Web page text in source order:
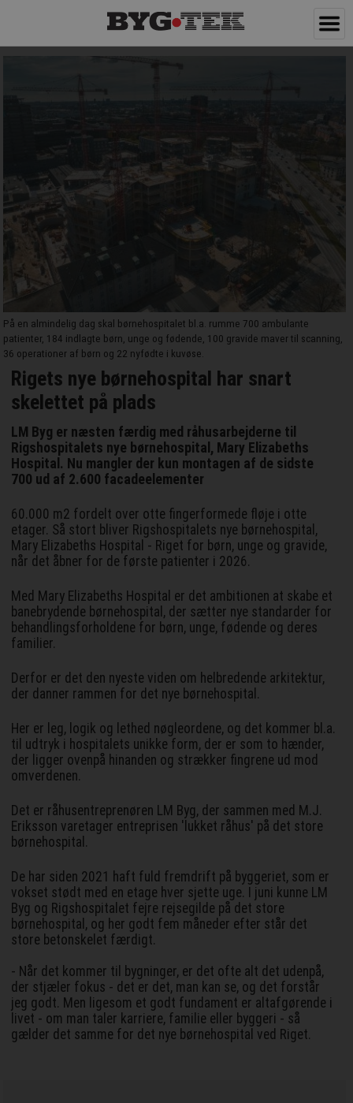
På en almindelig dag skal børnehospitalet bl.a. rumme 700 ambulante
patienter, 184 indlagte børn, unge og fødende, 100 gravide maver til scanning,
36 operationer af børn og 22 nyfødte i kuvøse.
Rigets nye børnehospital har snart
skelettet på plads
LM Byg er næsten færdig med råhusarbejderne til
Rigshospitalets nye børnehospital, Mary Elizabeths
Hospital. Nu mangler der kun montagen af de sidste
700 ud af 2.600 facadeelementer
60.000 m2 fordelt over otte fingerformede fløje i otte
etager. Så stort bliver Rigshospitalets nye børnehospital,
Mary Elizabeths Hospital - Riget for børn, unge og gravide,
når det åbner for de første patienter i 2026.
Med Mary Elizabeths Hospital er det ambitionen at skabe et
banebrydende børnehospital, der sætter nye standarder for
behandlingsforholdene for børn, unge, fødende og deres
familier.
Derfor er det den nyeste viden om helbredende arkitektur,
der danner rammen for det nye børnehospital.
Her er leg, logik og lethed nøgleordene, og det kommer bl.a.
til udtryk i hospitalets unikke form, der er som to hænder,
der ligger ovenpå hinanden og strækker fingrene ud mod
omverdenen.
Det er råhusentreprenøren LM Byg, der sammen med M.J.
Eriksson varetager entreprisen 'lukket råhus' på det store
børnehospital.
De har siden 2021 haft fuld fremdrift på byggeriet, som er
vokset stødt med en etage hver sjette uge. I juni kunne LM
Byg og Rigshospitalet fejre rejsegilde på det store
børnehospital, og her godt fem måneder efter står det
store betonskelet færdigt.
- Når det kommer til bygninger, er det ofte alt det udenpå,
der stjæler fokus - det er det, man kan se, og det forstår
jeg godt. Men ligesom et godt fundament er altafgørende i
livet - om man taler karriere, familie eller byggeri - så
gælder det samme for det nye børnehospital ved Riget.